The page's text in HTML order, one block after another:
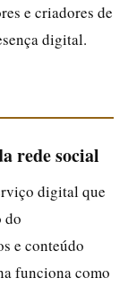
e criadores de
digital.
rede social
digital que
do
e conteúdo
funciona como